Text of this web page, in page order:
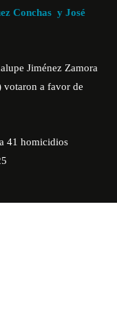
Conchas y José
Jiménez Zamora
votaron a favor de
41 homicidios